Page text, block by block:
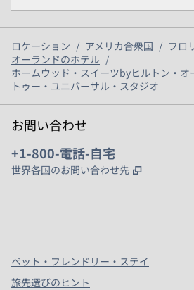
ロケーション / アメリカ合衆国 / フロ
オーランドのホテル /
ホームウッド・スイーツbyヒルトン・オ
トゥー・ユニバーサル・スタジオ
お問い合わせ
電話：
+1-800-電話-自宅
世界各国のお問い合わせ先 ,
ペット・フレンドリー・ステイ
旅先選びのヒント